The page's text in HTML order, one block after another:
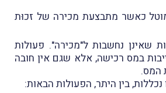
כאשר מתבצעת מכירה של זכוּת
שאינן נחשבות ל"מכירה". פעולות
במס רכישה, אלא שגם אין חובה
המס.
בין היתר, הפעולות הבאות: